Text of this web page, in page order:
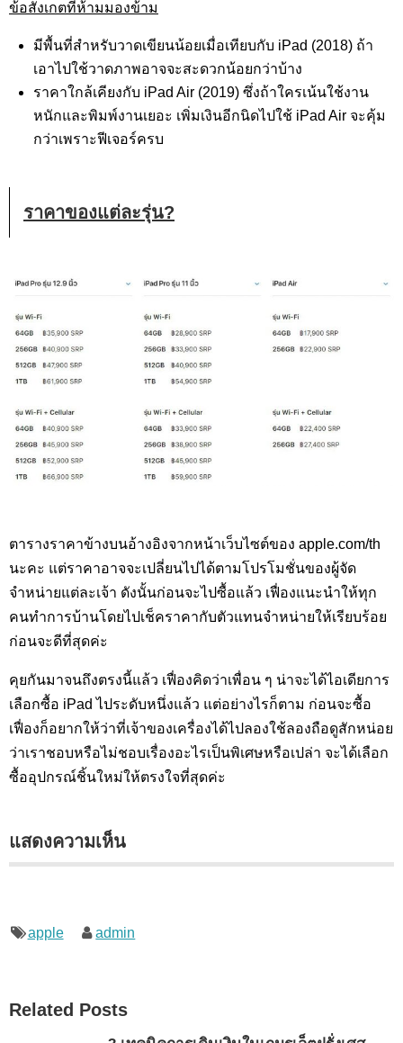
ข้อสังเกตที่ห้ามมองข้าม
มีพื้นที่สำหรับวาดเขียนน้อยเมื่อเทียบกับ iPad (2018) ถ้า
เอาไปใช้วาดภาพอาจจะสะดวกน้อยกว่าบ้าง
ราคาใกล้เคียงกับ iPad Air (2019) ซึ่งถ้าใครเน้นใช้งาน
หนักและพิมพ์งานเยอะ เพิ่มเงินอีกนิดไปใช้ iPad Air จะคุ้ม
กว่าเพราะฟีเจอร์ครบ
ราคาของแต่ละรุ่น?
ตารางราคาข้างบนอ้างอิงจากหน้าเว็บไซต์ของ apple.com/th
นะคะ แต่ราคาอาจจะเปลี่ยนไปได้ตามโปรโมชั่นของผู้จัด
จำหน่ายแต่ละเจ้า ดังนั้นก่อนจะไปซื้อแล้ว เฟื่องแนะนำให้ทุก
คนทำการบ้านโดยไปเช็คราคากับตัวแทนจำหน่ายให้เรียบร้อย
ก่อนจะดีที่สุดค่ะ
คุยกันมาจนถึงตรงนี้แล้ว เฟื่องคิดว่าเพื่อน ๆ น่าจะได้ไอเดียการ
เลือกซื้อ iPad ไประดับหนึ่งแล้ว แต่อย่างไรก็ตาม ก่อนจะซื้อ
เฟื่องก็อยากให้ว่าที่เจ้าของเครื่องได้ไปลองใช้ลองถือดูสักหน่อย
ว่าเราชอบหรือไม่ชอบเรื่องอะไรเป็นพิเศษหรือเปล่า จะได้เลือก
ซื้ออุปกรณ์ชิ้นใหม่ให้ตรงใจที่สุดค่ะ
แสดงความเห็น
apple admin
Related Posts